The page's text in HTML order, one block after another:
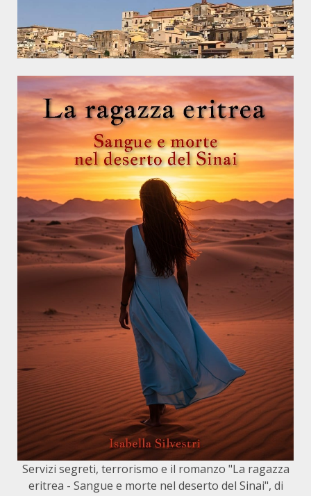
Servizi segreti, terrorismo e il romanzo "La ragazza
eritrea - Sangue e morte nel deserto del Sinai", di